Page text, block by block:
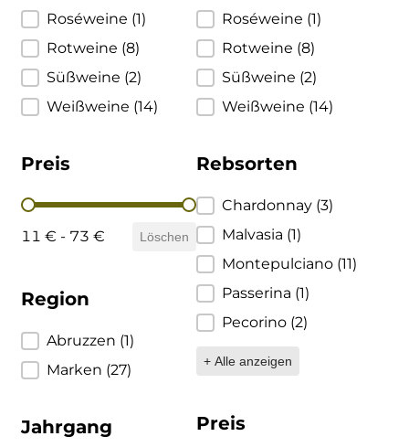
Roséweine (1)
Rotweine (8)
Süßweine (2)
Weißweine (14)
Preis
Preis
11 € - 73 € Löschen
Region
Region
Abruzzen (1)
Marken (27)
Jahrgang
Roséweine (1)
Rotweine (8)
Süßweine (2)
Weißweine (14)
Rebsorten
Rebsorten
Chardonnay (3)
Malvasia (1)
Montepulciano (11)
Passerina (1)
Pecorino (2)
+ Alle anzeigen
Preis
Brigaldara
Brugnano
Bruna
Brunia
Cantina di Custoza
Carlotto
Castiglion del Bosco
Cherchi